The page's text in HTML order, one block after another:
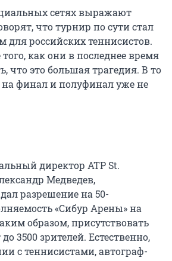
сетях выражают
что турнир по сути стал
для российских теннисистов.
как они в последнее время
что это большая трагедия. В то
финал и полуфинал уже не
директор ATP St.
Медведев,
разрешение на 50-
«Сибур Арены» на
образом, присутствовать
3500 зрителей. Естественно,
с теннисистами, автограф-